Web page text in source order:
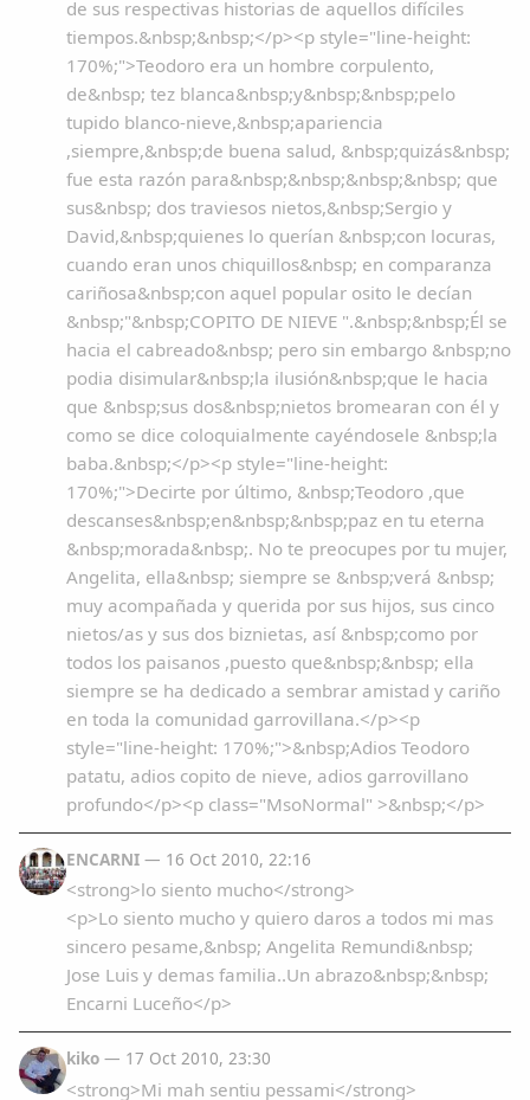
de sus respectivas historias de aquellos difíciles
tiempos.&nbsp;&nbsp;</p><p style="line-height:
170%;">Teodoro era un hombre corpulento,
de&nbsp; tez blanca&nbsp;y&nbsp;&nbsp;pelo
tupido blanco-nieve,&nbsp;apariencia
,siempre,&nbsp;de buena salud, &nbsp;quizás&nbsp;
fue esta razón para&nbsp;&nbsp;&nbsp;&nbsp; que
sus&nbsp; dos traviesos nietos,&nbsp;Sergio y
David,&nbsp;quienes lo querían &nbsp;con locuras,
cuando eran unos chiquillos&nbsp; en comparanza
cariñosa&nbsp;con aquel popular osito le decían
&nbsp;"&nbsp;COPITO DE NIEVE ".&nbsp;&nbsp;Él se
hacia el cabreado&nbsp; pero sin embargo &nbsp;no
podia disimular&nbsp;la ilusión&nbsp;que le hacia
que &nbsp;sus dos&nbsp;nietos bromearan con él y
como se dice coloquialmente cayéndosele &nbsp;la
baba.&nbsp;</p><p style="line-height:
170%;">Decirte por último, &nbsp;Teodoro ,que
descanses&nbsp;en&nbsp;&nbsp;paz en tu eterna
&nbsp;morada&nbsp;. No te preocupes por tu mujer,
Angelita, ella&nbsp; siempre se &nbsp;verá &nbsp;
muy acompañada y querida por sus hijos, sus cinco
nietos/as y sus dos biznietas, así &nbsp;como por
todos los paisanos ,puesto que&nbsp;&nbsp; ella
siempre se ha dedicado a sembrar amistad y cariño
en toda la comunidad garrovillana.</p><p
style="line-height: 170%;">&nbsp;Adios Teodoro
patatu, adios copito de nieve, adios garrovillano
profundo</p><p class="MsoNormal" >&nbsp;</p>
ENCARNI — 16 Oct 2010, 22:16
<strong>lo siento mucho</strong>
<p>Lo siento mucho y quiero daros a todos mi mas
sincero pesame,&nbsp; Angelita Remundi&nbsp;
Jose Luis y demas familia..Un abrazo&nbsp;&nbsp;
Encarni Luceño</p>
kiko — 17 Oct 2010, 23:30
<strong>Mi mah sentiu pessami</strong>